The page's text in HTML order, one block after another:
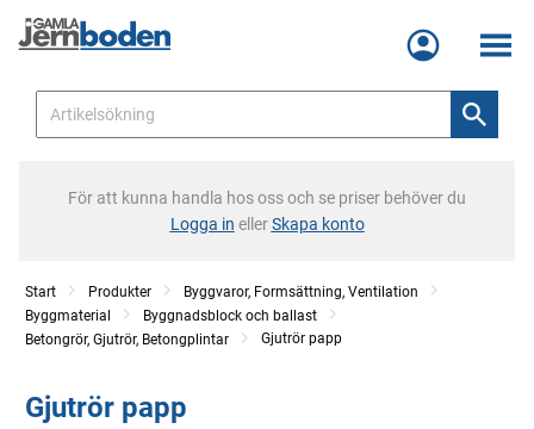
Meny
För att kunna handla hos oss och se priser behöver du
Logga in ellerSkapa konto
Start Produkter
Byggvaror, Formsättning, Ventilation
Byggmaterial
Byggnadsblock och ballast
Betongrör, Gjutrör, Betongplintar
Gjutrör papp
Gjutrör papp